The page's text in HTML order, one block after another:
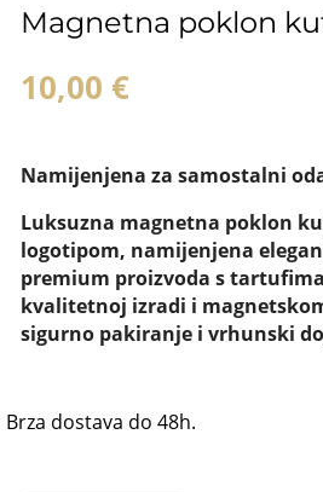
Magnetna poklon
10,00 €
Namijenjena za samostalni
Luksuzna magnetna poklon
logotipom, namijenjena
premium proizvoda s
kvalitetnoj izradi i
sigurno pakiranje i vrhunski
Brza dostava do 48h.